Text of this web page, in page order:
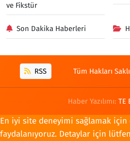
ve Fikstür
Son Dakika Haberleri
RSS Tüm Hakları
Haber Yazılımı: TE
En iyi site deneyimi sağlamak için
faydalanıyoruz. Detaylar için